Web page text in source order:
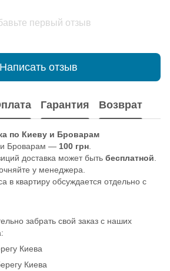
первый отзыв
Написать отзыв
Гарантия Возврат
по Киеву и Броварам
и Броварам — 100 грн.
доставка может быть бесплатной.
у менеджера.
в квартиру обсуждается отдельно с
забрать свой заказ с наших
Киева
Киева